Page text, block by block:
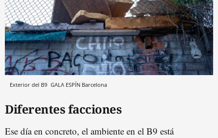
Exterior del B9 GALA ESPÍN Barcelona
Diferentes facciones
Ese día en concreto, el ambiente en el B9 está